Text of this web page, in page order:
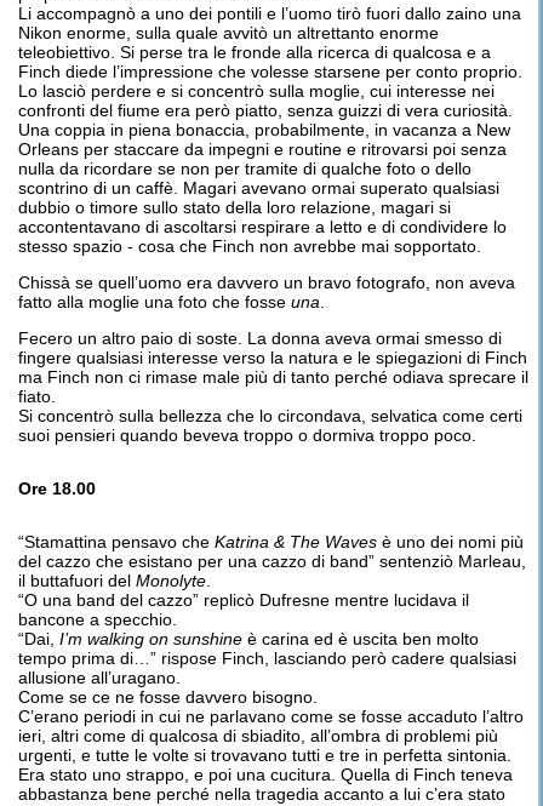
Li accompagnò a uno dei pontili e l’uomo tirò fuori dallo zaino una
Nikon enorme, sulla quale avvitò un altrettanto enorme
teleobiettivo. Si perse tra le fronde alla ricerca di qualcosa e a
Finch diede l’impressione che volesse starsene per conto proprio.
Lo lasciò perdere e si concentrò sulla moglie, cui interesse nei
confronti del fiume era però piatto, senza guizzi di vera curiosità.
Una coppia in piena bonaccia, probabilmente, in vacanza a New
Orleans per staccare da impegni e routine e ritrovarsi poi senza
nulla da ricordare se non per tramite di qualche foto o dello
scontrino di un caffè. Magari avevano ormai superato qualsiasi
dubbio o timore sullo stato della loro relazione, magari si
accontentavano di ascoltarsi respirare a letto e di condividere lo
stesso spazio - cosa che Finch non avrebbe mai sopportato.
Chissà se quell’uomo era davvero un bravo fotografo, non aveva
fatto alla moglie una foto che fosse una
Fecero un altro paio di soste. La donna aveva ormai smesso di
fingere qualsiasi interesse verso la natura e le spiegazioni di Finch
ma Finch non ci rimase male più di tanto perché odiava sprecare il
fiato.
Si concentrò sulla bellezza che lo circondava, selvatica come certi
suoi pensieri quando beveva troppo o dormiva troppo poco.
Ore 18.00
“Stamattina pensavo che Katrina & The Waves è uno dei nomi più
del cazzo che esistano per una cazzo di band” sentenziò Marleau,
il buttafuori del Monolyte
“O una band del cazzo” replicò Dufresne mentre lucidava il
bancone a specchio.
“Dai, I’m walking on sunshine è carina ed è uscita ben molto
tempo prima di…” rispose Finch, lasciando però cadere qualsiasi
allusione all’uragano.
Come se ce ne fosse davvero bisogno.
C’erano periodi in cui ne parlavano come se fosse accaduto l’altro
ieri, altri come di qualcosa di sbiadito, all’ombra di problemi più
urgenti, e tutte le volte si trovavano tutti e tre in perfetta sintonia.
Era stato uno strappo, e poi una cucitura. Quella di Finch teneva
abbastanza bene perché nella tragedia accanto a lui c’era stato